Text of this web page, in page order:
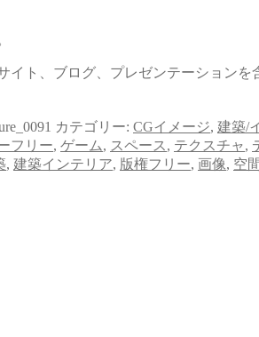
イト、ブログ、プレゼンテーションを
カテゴリー: CGイメージ, 建築/
フリー, ゲーム, スペース , テクスチャ,
, 建築インテリア, 版権フリー, 画像, 空間